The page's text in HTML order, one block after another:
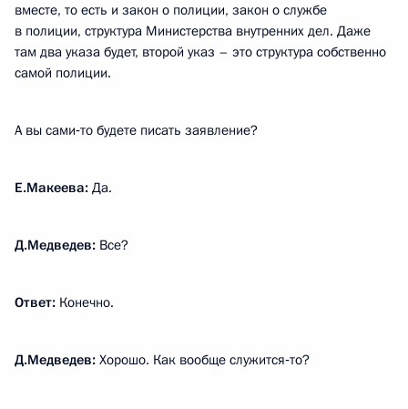
вместе, то есть и закон о полиции, закон о службе
в полиции, структура Министерства внутренних дел. Даже
там два указа будет, второй указ – это структура собственно
самой полиции.
А вы сами‑то будете писать заявление?
Е.Макеева: Да.
Д.Медведев: Все?
Ответ: Конечно.
Д.Медведев: Хорошо. Как вообще служится‑то?